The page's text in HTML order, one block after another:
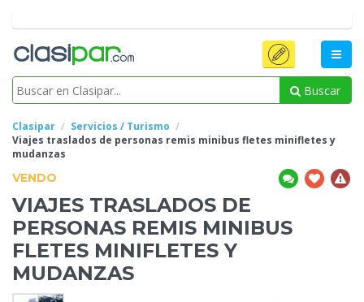
Buscar
Clasipar
Servicios / Turismo
Viajes traslados de personas remis minibus fletes minifletes y
mudanzas
VENDO
VIAJES TRASLADOS DE
PERSONAS REMIS MINIBUS
FLETES MINIFLETES Y
MUDANZAS